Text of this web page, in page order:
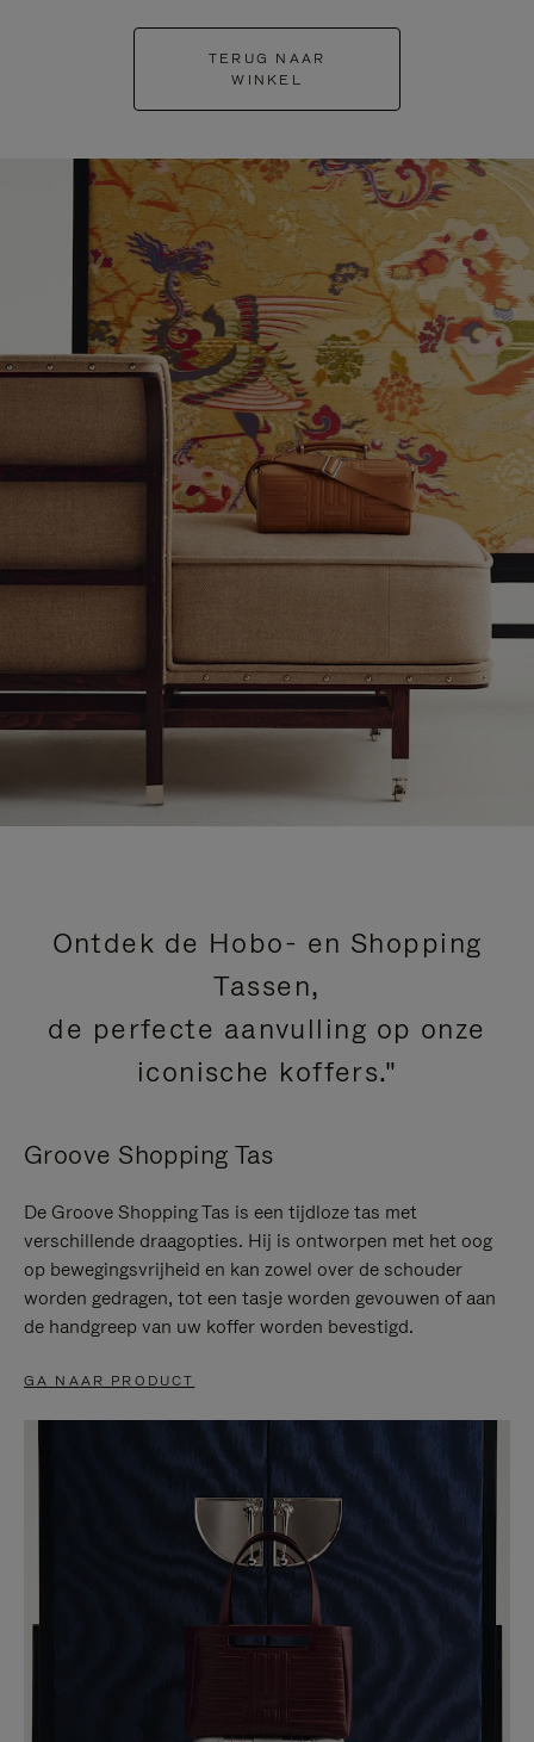
TERUG NAAR
WINKEL
Ontdek de Hobo- en Shopping
Tassen,
de perfecte aanvulling op onze
iconische koffers."
Groove Shopping Tas
De Groove Shopping Tas is een tijdloze tas met
verschillende draagopties. Hij is ontworpen met het oog
op bewegingsvrijheid en kan zowel over de schouder
worden gedragen, tot een tasje worden gevouwen of aan
de handgreep van uw koffer worden bevestigd.
GA NAAR PRODUCT